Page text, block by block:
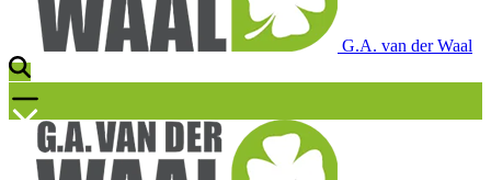
G.A. van der Waal